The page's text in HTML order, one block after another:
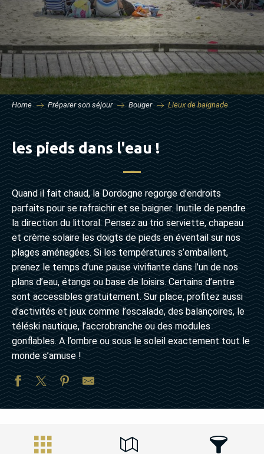
Home Préparer son séjour Bouger Lieux de baignade
les pieds dans l'eau !
Quand il fait chaud, la Dordogne regorge d’endroits
parfaits pour se rafraichir et se baigner. Inutile de pendre
la direction du littoral. Pensez au trio serviette, chapeau
et crème solaire les doigts de pieds en éventail sur nos
plages aménagées. Si les températures s’emballent,
prenez le temps d’une pause vivifiante dans l’un de nos
plans d’eau, étangs ou base de loisirs. Certains d’entre
sont accessibles gratuitement. Sur place, profitez aussi
d’activités et jeux comme l’escalade, des balançoires, le
téléski nautique, l’accrobranche ou des modules
gonflables. A l’ombre ou sous le soleil exactement tout le
monde s’amuse !